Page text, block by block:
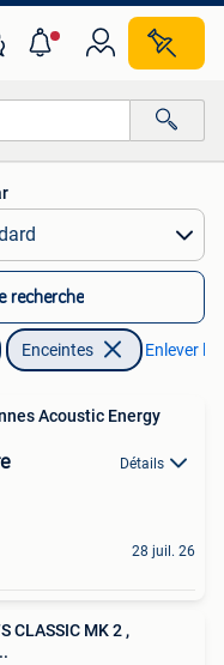
recherche
Enceintes Enlever
Acoustic Energy
Détails
28 juil. 26
CLASSIC MK 2 ,